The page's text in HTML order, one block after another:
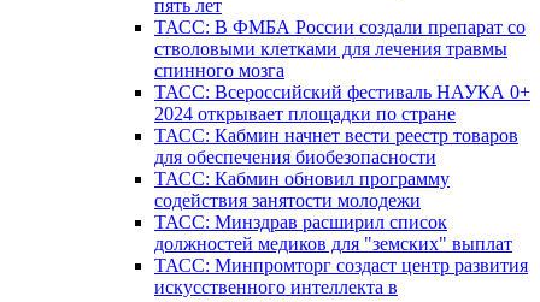
пять лет
ТАСС: В ФМБА России создали препарат со
стволовыми клетками для лечения травмы
спинного мозга
ТАСС: Всероссийский фестиваль НАУКА 0+
2024 открывает площадки по стране
ТАСС: Кабмин начнет вести реестр товаров
для обеспечения биобезопасности
ТАСС: Кабмин обновил программу
содействия занятости молодежи
ТАСС: Минздрав расширил список
должностей медиков для "земских" выплат
ТАСС: Минпромторг создаст центр развития
искусственного интеллекта в